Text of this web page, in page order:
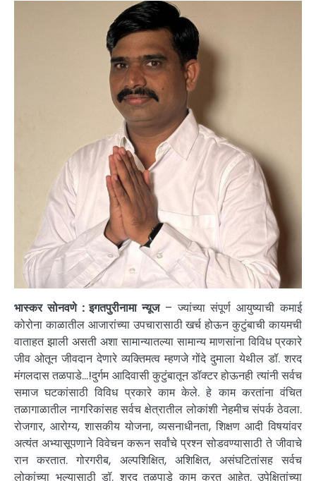
भास्कर सोनवणे : इगतपुरीनामा न्यूज– ज्यांच्या संपूर्ण आयुष्याची कमाई
कोरोना काळातील आजारांच्या उपचारासाठी खर्च होऊन कुटुंबाची कायमची
वाताहत झाली असती अशा सामान्यातल्या सामान्य माणसांना विविध प्रकारे
जीव ओतून जीवदान देणारे व्यक्तिमत्व म्हणजे गोंदे दुमाला येथील डॉ. शरद
मंगलदास तळपाडे…!दुर्गम आदिवासी कुटुंबातून डॉक्टर होऊनही त्यांनी सर्वच
समाज घटकांसाठी विविध प्रकारे काम केले. हे काम करतांना वंचित
तळागाळातील नागरिकांसह सर्वच क्षेत्रातील लोकांशी नेहमीच संपर्क ठेवला.
रोजगार, आरोग्य, शासकीय योजना, व्यसनाधीनता, शिक्षण आदी विषयांवर
अत्यंत अभ्यासूपणाने विवेचन करून सर्वांचे प्रश्न सोडवण्यासाठी ते जीवाचे
रान करतात. गोरगरीब, अल्पशिक्षित, अशिक्षित, असंघटितांसह सर्वच
लोकांच्या भल्यासाठी डॉ. शरद तळपाडे काम करत आहेत. उपेक्षितांच्या